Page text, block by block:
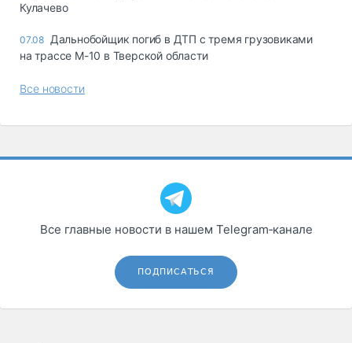
Кулачево
07.08 Дальнобойщик погиб в ДТП с тремя грузовиками
на трассе М-10 в Тверской области
Все новости
Все главные новости в нашем Telegram‑канале
ПОДПИСАТЬСЯ